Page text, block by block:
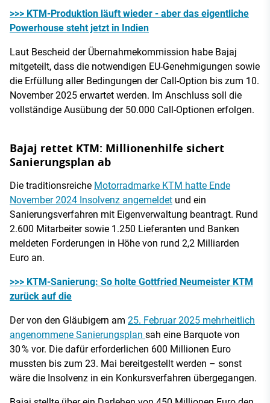
>>> KTM-Produktion läuft wieder - aber das eigentliche
Powerhouse steht jetzt in Indien
Laut Bescheid der Übernahmekommission habe Bajaj
mitgeteilt, dass die notwendigen EU-Genehmigungen sowie
die Erfüllung aller Bedingungen der Call-Option bis zum 10.
November 2025 erwartet werden. Im Anschluss soll die
vollständige Ausübung der 50.000 Call-Optionen erfolgen.
Bajaj rettet KTM: Millionenhilfe sichert
Sanierungsplan ab
Die traditionsreiche Motorradmarke KTM hatte Ende
November 2024 Insolvenz angemeldet und ein
Sanierungsverfahren mit Eigenverwaltung beantragt. Rund
2.600 Mitarbeiter sowie 1.250 Lieferanten und Banken
meldeten Forderungen in Höhe von rund 2,2 Milliarden
Euro an.
>>> KTM-Sanierung: So holte Gottfried Neumeister KTM
zurück auf die
Der von den Gläubigern am 25. Februar 2025 mehrheitlich
angenommene Sanierungsplan sah eine Barquote von
30 % vor. Die dafür erforderlichen 600 Millionen Euro
mussten bis zum 23. Mai bereitgestellt werden – sonst
wäre die Insolvenz in ein Konkursverfahren übergegangen.